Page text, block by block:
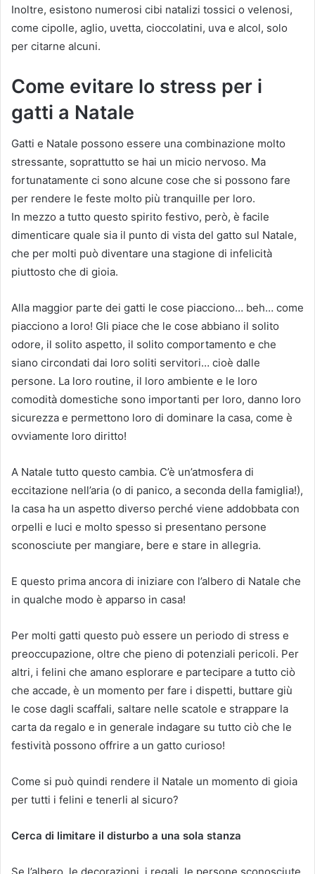
Inoltre, esistono numerosi cibi natalizi tossici o velenosi,
come cipolle, aglio, uvetta, cioccolatini, uva e alcol, solo
per citarne alcuni.
Come evitare lo stress per i
gatti a Natale
Gatti e Natale possono essere una combinazione molto
stressante, soprattutto se hai un micio nervoso. Ma
fortunatamente ci sono alcune cose che si possono fare
per rendere le feste molto più tranquille per loro.
In mezzo a tutto questo spirito festivo, però, è facile
dimenticare quale sia il punto di vista del gatto sul Natale,
che per molti può diventare una stagione di infelicità
piuttosto che di gioia.
Alla maggior parte dei gatti le cose piacciono… beh… come
piacciono a loro! Gli piace che le cose abbiano il solito
odore, il solito aspetto, il solito comportamento e che
siano circondati dai loro soliti servitori… cioè dalle
persone. La loro routine, il loro ambiente e le loro
comodità domestiche sono importanti per loro, danno loro
sicurezza e permettono loro di dominare la casa, come è
ovviamente loro diritto!
A Natale tutto questo cambia. C’è un’atmosfera di
eccitazione nell’aria (o di panico, a seconda della famiglia!),
la casa ha un aspetto diverso perché viene addobbata con
orpelli e luci e molto spesso si presentano persone
sconosciute per mangiare, bere e stare in allegria.
E questo prima ancora di iniziare con l’albero di Natale che
in qualche modo è apparso in casa!
Per molti gatti questo può essere un periodo di stress e
preoccupazione, oltre che pieno di potenziali pericoli. Per
altri, i felini che amano esplorare e partecipare a tutto ciò
che accade, è un momento per fare i dispetti, buttare giù
le cose dagli scaffali, saltare nelle scatole e strappare la
carta da regalo e in generale indagare su tutto ciò che le
festività possono offrire a un gatto curioso!
Come si può quindi rendere il Natale un momento di gioia
per tutti i felini e tenerli al sicuro?
Cerca di limitare il disturbo a una sola stanza